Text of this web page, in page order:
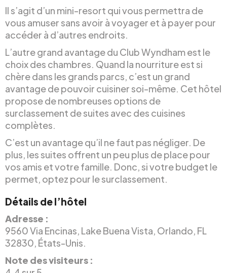
Il s’agit d’un mini-resort qui vous permettra de
vous amuser sans avoir à voyager et à payer pour
accéder à d’autres endroits.
L’autre grand avantage du Club Wyndham est le
choix des chambres. Quand la nourriture est si
chère dans les grands parcs, c’est un grand
avantage de pouvoir cuisiner soi-même. Cet hôtel
propose de nombreuses options de
surclassement de suites avec des cuisines
complètes.
C’est un avantage qu’il ne faut pas négliger. De
plus, les suites offrent un peu plus de place pour
vos amis et votre famille. Donc, si votre budget le
permet, optez pour le surclassement.
Détails de l’hôtel
Adresse :
9560 Via Encinas, Lake Buena Vista, Orlando, FL
32830, États-Unis.
Note des visiteurs :